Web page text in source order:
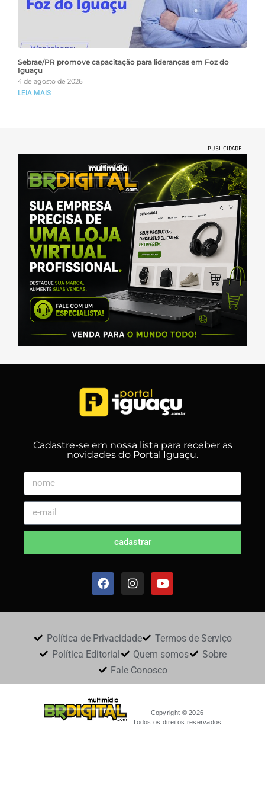
Sebrae/PR promove capacitação para lideranças em Foz do
Iguaçu
4 de agosto de 2026
LEIA MAIS
PUBLICIDADE
Cadastre-se em nossa lista para receber as
novidades do Portal Iguaçu.
cadastrar
Política de Privacidade
Termos de Serviço
Política Editorial
Quem somos
Sobre
Fale Conosco
Copyright © 2026
Todos os direitos reservados